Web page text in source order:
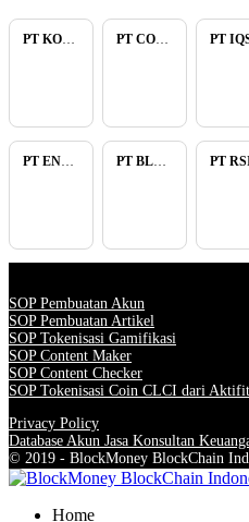
SOP Pembuatan Akun
SOP Pembuatan Artikel
SOP Tokenisasi Gamifikasi
SOP Content Maker
SOP Content Checker
SOP Tokenisasi Coin CLCI dari
Privacy Policy
Database Akun Jasa Konsultan
© 2019 - BlockMoney BlockChain
Home